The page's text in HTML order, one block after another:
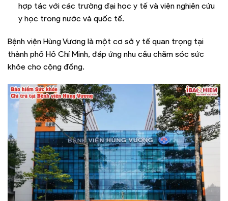
hợp tác với các trường đại học y tế và viện nghiên cứu
y học trong nước và quốc tế.
Bệnh viện Hùng Vương là một cơ sở y tế quan trọng tại
thành phố Hồ Chí Minh, đáp ứng nhu cầu chăm sóc sức
khỏe cho cộng đồng.